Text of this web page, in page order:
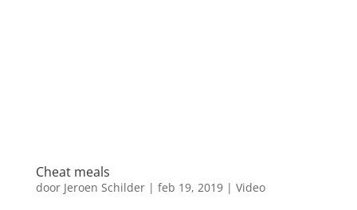
Cheat meals
door Jeroen Schilder| feb 19, 2019| Video